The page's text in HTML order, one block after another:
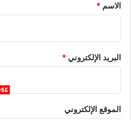
*
الاسم *
البريد الإلكتروني*
الموقع الإلكتروني